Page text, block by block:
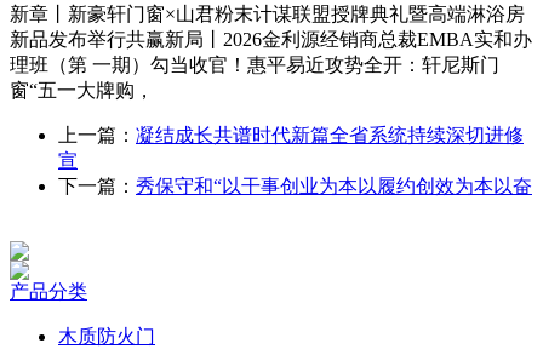
新章丨新豪轩门窗×山君粉末计谋联盟授牌典礼暨高端淋浴房
新品发布举行共赢新局丨2026金利源经销商总裁EMBA实和办
理班（第 一期）勾当收官！惠平易近攻势全开：轩尼斯门
窗“五一大牌购，
上一篇： 凝结成长共谱时代新篇全省系统持续深切进修
宣
下一篇： 秀保守和“以干事创业为本以履约创效为本以奋
产品分类
木质防火门